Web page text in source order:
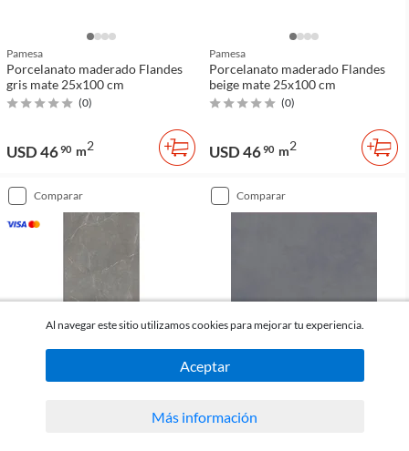
Pamesa
Porcelanato maderado Flandes
gris mate 25x100 cm
(0)
USD 4690 m2
Pamesa
Porcelanato maderado Flandes
beige mate 25x100 cm
(0)
USD 4690 m2
comparar
Porcelanato Roma gris satinado
comparar
Porcelanato Pro interior gris
Al navegar este sitio utilizamos cookies para mejorar tu experiencia.
Aceptar
Más información